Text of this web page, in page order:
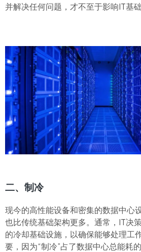
并解决任何问题，才不至于影响IT基
二、制冷
现今的高性能设备和密集的数据中心
也比传统基础架构更多。通常，IT决
的冷却基础设施，以确保能够处理工
要，因为“制冷”占了数据中心总能耗